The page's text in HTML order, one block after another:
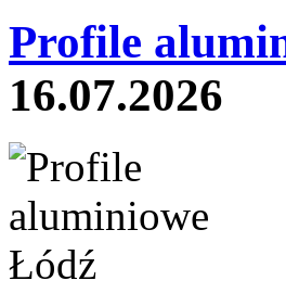
Profile
16.07.2026